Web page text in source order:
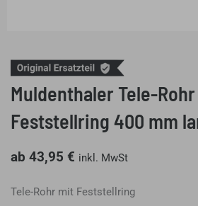
Muldenthaler Tele-
Feststellring 400 mm
ab 43,95 € inkl. MwSt
Tele-Rohr mit Feststellring